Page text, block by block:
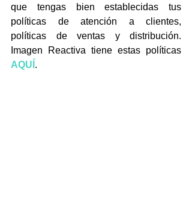
que tengas bien establecidas tus
políticas de atención a clientes,
políticas de ventas y distribución.
AQUÍ .